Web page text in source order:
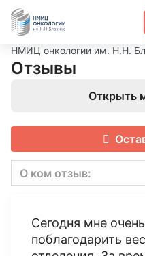
НМИЦ онкологии им. Н.Н.
Отзывы
Открыть
О ком отзыв:
Сегодня мне
поблагодарить